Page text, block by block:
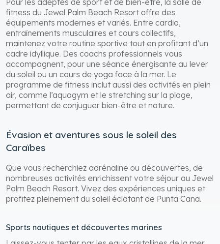
Un espace fitness pour garder la forme
Pour les adeptes de sport et de bien-être, la salle de
fitness du Jewel Palm Beach Resort offre des
équipements modernes et variés. Entre cardio,
entraînements musculaires et cours collectifs,
maintenez votre routine sportive tout en profitant d’un
cadre idyllique. Des coachs professionnels vous
accompagnent, pour une séance énergisante au lever
du soleil ou un cours de yoga face à la mer. Le
permettant de conjuguer bien-être et nature.
Évasion et aventures sous le soleil des
Caraïbes
Que vous recherchiez adrénaline ou découvertes, de
profitez pleinement du soleil éclatant de Punta Cana.